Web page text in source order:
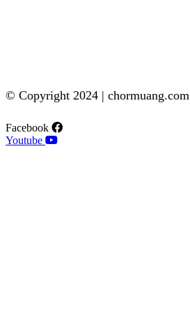
© Copyright 2024 | chormuang.com
Facebook
Youtube